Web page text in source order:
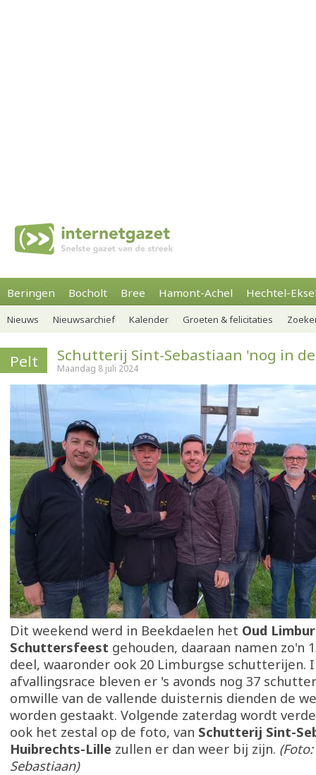
Beringen Bocholt Bree Hamont-Achel Hechtel-
Nieuws Nieuwsarchief Kalender Groeten & felicitaties
Pelt Schutterij Sint-Sebastiaan 'nog in
Maandag 8 juli 2024
Dit weekend werd in Beekdaelen het Oud
Schuttersfeest gehouden, daaraan namen zo'n
deel, waaronder ook 20 Limburgse schutterijen.
afvallingsrace bleven er 's avonds nog 37
omwille van de vallende duisternis dienden de
worden gestaakt. Volgende zaterdag wordt
ook het zestal op de foto, van Schutterij Sint-
Huibrechts-Lille zullen er dan weer bij zijn.
Sebastiaan)